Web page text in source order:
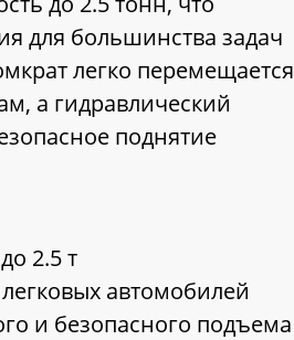
для большинства задач
легко перемещается
а гидравлический
поднятие
2.5 т
автомобилей
и безопасного подъема